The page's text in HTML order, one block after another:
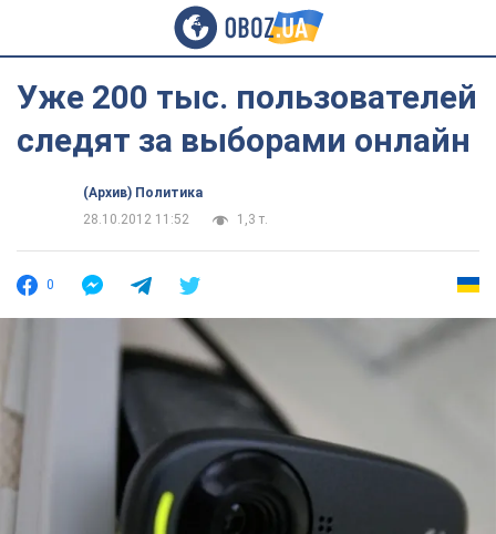
Уже 200 тыс. пользователей
следят за выборами онлайн
(Архив) Политика
28.10.2012 11:52
1,3 т.
0